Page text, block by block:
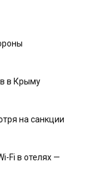
в Крыму
на санкции
Fi в отелях —